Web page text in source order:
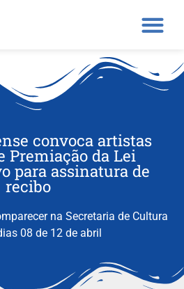
convoca artistas
Premiação da Lei
para assinatura de
recibo
na Secretaria de Cultura
08 de 12 de abril